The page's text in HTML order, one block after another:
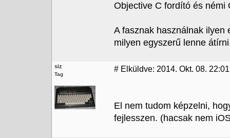
Objective C fordító és némi
A fasznak használnak ilyen
milyen egyszerű lenne
siz
Tag
# Elküldve: 2014. Okt. 08. 22:01
El nem tudom képzelni,
fejlesszen. (hacsak nem